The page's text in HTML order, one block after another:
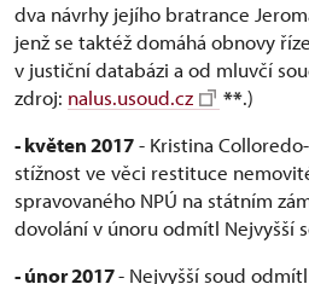
dva návrhy jejího bratrance
jenž se taktéž domáhá obnovy
v justiční databázi a od mluvčí
zdroj: nalus.usoud.cz **.)
- květen 2017- Kristina
stížnost ve věci restituce
spravovaného NPÚ na státním
dovolání v únoru odmítl Nejvyšší
- únor 2017- Nejvyšší soud